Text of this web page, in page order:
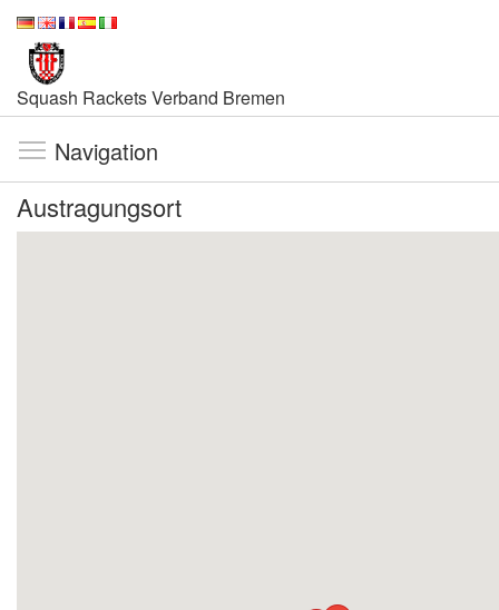
Squash Rackets Verband Bremen
Navigation
Austragungsort